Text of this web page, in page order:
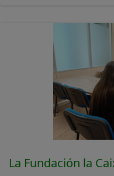
La Fundación la